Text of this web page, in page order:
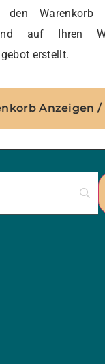
den Warenkorb
auf Ihren
erstellt.
Anzeigen /